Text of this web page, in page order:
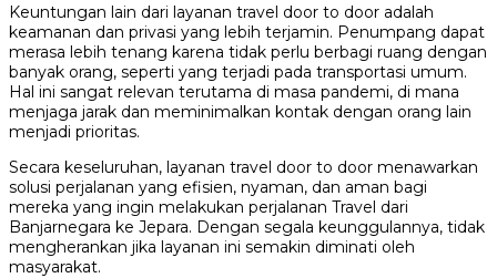
Keuntungan lain dari layanan travel door to door adalah
keamanan dan privasi yang lebih terjamin. Penumpang dapat
merasa lebih tenang karena tidak perlu berbagi ruang dengan
banyak orang, seperti yang terjadi pada transportasi umum.
Hal ini sangat relevan terutama di masa pandemi, di mana
menjaga jarak dan meminimalkan kontak dengan orang lain
menjadi prioritas.
Secara keseluruhan, layanan travel door to door menawarkan
solusi perjalanan yang efisien, nyaman, dan aman bagi
mereka yang ingin melakukan perjalanan Travel dari
Banjarnegara ke Jepara. Dengan segala keunggulannya, tidak
mengherankan jika layanan ini semakin diminati oleh
masyarakat.